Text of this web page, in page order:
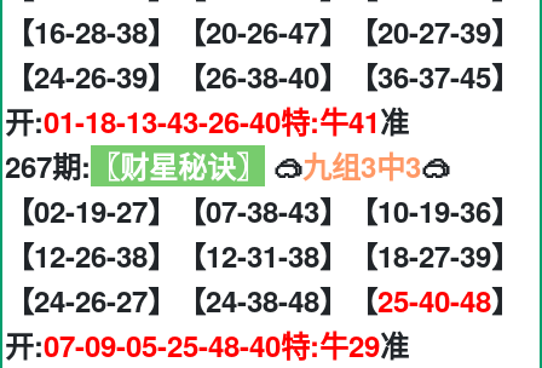
【16-28-38】【20-26-47】【20-27-39】
【24-26-39】【26-38-40】【36-37-45】
开:01-18-13-43-26-40特:牛41准
267期: 〖财星秘诀〗 🥽九组3中3🥽
【02-19-27】【07-38-43】【10-19-36】
【12-26-38】【12-31-38】【18-27-39】
【24-26-27】【24-38-48】【25-40-48】
开:07-09-05-25-48-40特:牛29准